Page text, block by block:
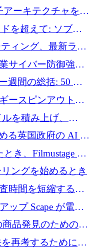
ンド以上を確保
ーキテクチャを拡
を調達
を超えて: ソブリ
する DFINITY の
ィング、最新ラウ
ルを目標
サイバー防御強化
達
週間の総括: 50 以
上を投資
ースピンアウト原
ドの資金調達でス
を積み上げ、
の基金を立ち上
る英国政府の AI タ
き、Filmustage は
ンに賭けました
ングを始めるとき
時間を短縮する英
1900万ドルを獲得
ップ Scape が電子
万ドルを調達し
商品発見のための
ユーロを調達
再考するために